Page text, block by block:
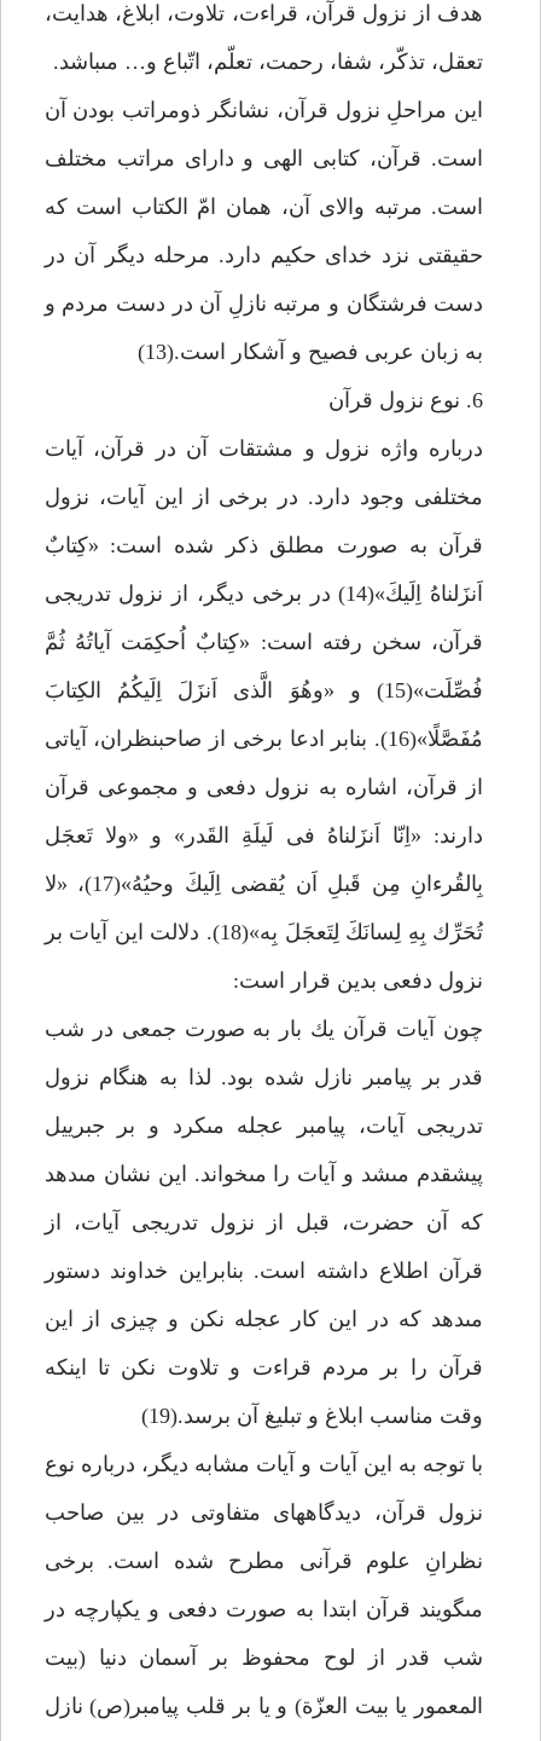
هدف از نزول قرآن، قراءت، تلاوت، ابلاغ، هدايت،
تعقل، تذكّر، شفا، رحمت، تعلّم، اتّباع و… مى‏باشد.
اين مراحلِ نزول قرآن، نشانگر ذومراتب بودن آن
است. قرآن، كتابى الهى و داراى مراتب مختلف
است. مرتبه والاى آن، همان امّ الكتاب است كه
حقيقتى نزد خداى حكيم دارد. مرحله ديگر آن در
دست فرشتگان و مرتبه نازلِ آن در دست مردم و
به زبان عربى فصيح و آشكار است.(13)
6. نوع نزول قرآن
درباره واژه نزول و مشتقات آن در قرآن، آيات
مختلفى وجود دارد. در برخى از اين آيات، نزول
قرآن به صورت مطلق ذكر شده است: «كِتابٌ
اَنزَلناهُ اِلَيكَ»(14) در برخى ديگر، از نزول تدريجى
قرآن، سخن رفته است: «كِتابٌ اُحكِمَت آياتُهُ ثُمَّ
فُصِّلَت»(15) و «وهُوَ الَّذى اَنزَلَ اِلَيكُمُ الكِتابَ
مُفَصَّلًا»(16). بنابر ادعا برخى از صاحب‏نظران، آياتى
از قرآن، اشاره به نزول دفعى و مجموعى قرآن
دارند: «اِنّا اَنزَلناهُ فى لَيلَةِ القَدر» و «ولا تَعجَل
بِالقُرءانِ مِن قَبلِ اَن يُقضى‏ اِلَيكَ وحيُهُ»(17)، «لا
تُحَرِّك بِهِ لِسانَكَ لِتَعجَلَ بِه»(18). دلالت اين آيات بر
نزول دفعى بدين قرار است:
چون آيات قرآن يك بار به صورت جمعى در شب
قدر بر پيامبر نازل شده بود. لذا به هنگام نزول
تدريجى آيات، پيامبر عجله مى‏كرد و بر جبرييل
پيشقدم مى‏شد و آيات را مى‏خواند. اين نشان مى‏دهد
كه آن حضرت، قبل از نزول تدريجى آيات، از
قرآن اطلاع داشته است. بنابراين خداوند دستور
مى‏دهد كه در اين كار عجله نكن و چيزى از اين
قرآن را بر مردم قراءت و تلاوت نكن تا اينكه
وقت مناسب ابلاغ و تبليغ آن برسد.(19)
با توجه به اين آيات و آيات مشابه ديگر، درباره نوع
نزول قرآن، ديدگاه‏هاى متفاوتى در بين صاحب
نظرانِ علوم قرآنى مطرح شده است. برخى
مى‏گويند قرآن ابتدا به صورت دفعى و يكپارچه در
شب قدر از لوح محفوظ بر آسمان دنيا (بيت
المعمور يا بيت العزّة) و يا بر قلب پيامبر(ص) نازل